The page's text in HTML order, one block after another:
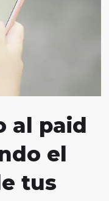
al paid
el
tus